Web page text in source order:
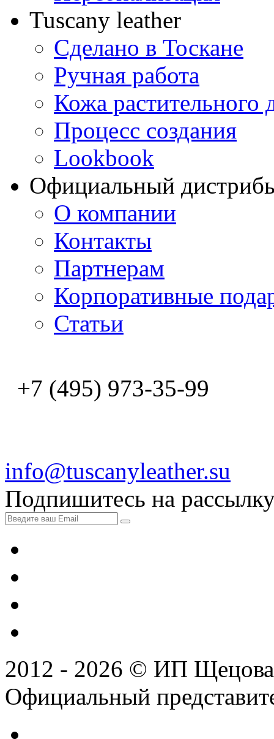
Tuscany leather
Сделано в Тоскане
Ручная работа
Кожа растительного
Процесс создания
Lookbook
Официальный
О компании
Контакты
Партнерам
Корпоративные
Статьи
+7 (495) 973-35-99
info@tuscanyleather.su
Подпишитесь на
2012 - 2026 © ИП
Официальный